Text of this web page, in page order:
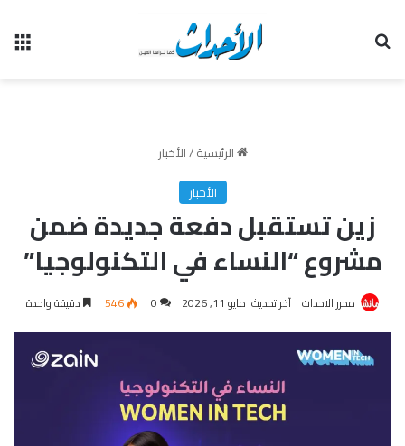
الرئيسية/الأخبار
الأخبار
زين تستقبل دفعة جديدة ضمن
مشروع “النساء في التكنولوجيا”
محرر الاحداث آخر تحديث: مايو 11, 2026 0
546 دقيقة واحدة